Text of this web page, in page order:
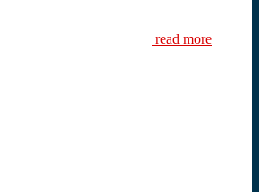
read more